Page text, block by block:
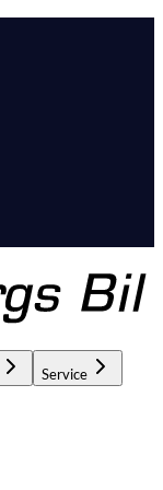
Service